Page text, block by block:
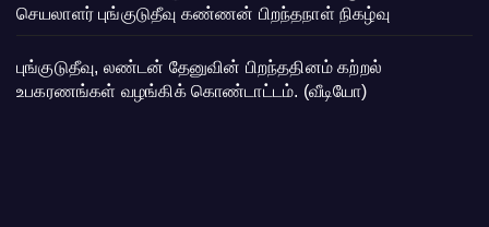
செயலாளர் புங்குடுதீவு கண்ணன் பிறந்தநாள் நிகழ்வு
புங்குடுதீவு, லண்டன் தேனுவின் பிறந்ததினம் கற்றல்
உபகரணங்கள் வழங்கிக் கொண்டாட்டம். (வீடியோ)